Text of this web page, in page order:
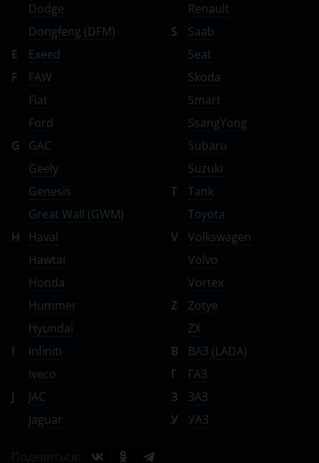
Dodge
Dongfeng (DFM)
E
Exeed
F
FAW
Fiat
Ford
G
GAC
Geely
Genesis
Great Wall (GWM)
H
Haval
Hawtai
Honda
Hummer
Hyundai
I
Infiniti
Iveco
J
JAC
Jaguar
Renault
S
Saab
Seat
Skoda
Smart
SsangYong
Subaru
Suzuki
T
Tank
Toyota
V
Volkswagen
Volvo
Vortex
Z
Zotye
ZX
В
ВАЗ (LADA)
Г
ГАЗ
З
ЗАЗ
У
УАЗ